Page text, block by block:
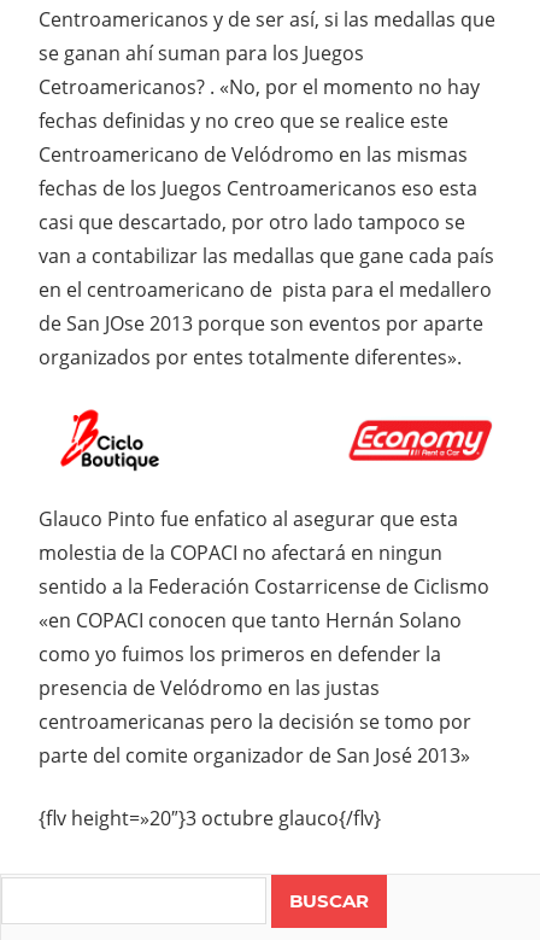
Centroamericanos y de ser así, si las medallas que
se ganan ahí suman para los Juegos
Cetroamericanos? . «No, por el momento no hay
fechas definidas y no creo que se realice este
Centroamericano de Velódromo en las mismas
fechas de los Juegos Centroamericanos eso esta
casi que descartado, por otro lado tampoco se
van a contabilizar las medallas que gane cada país
en el centroamericano de pista para el medallero
de San JOse 2013 porque son eventos por aparte
organizados por entes totalmente diferentes».
Glauco Pinto fue enfatico al asegurar que esta
molestia de la COPACI no afectará en ningun
sentido a la Federación Costarricense de Ciclismo
«en COPACI conocen que tanto Hernán Solano
como yo fuimos los primeros en defender la
presencia de Velódromo en las justas
centroamericanas pero la decisión se tomo por
parte del comite organizador de San José 2013»
{flv height=»20″}3 octubre glauco{/flv}